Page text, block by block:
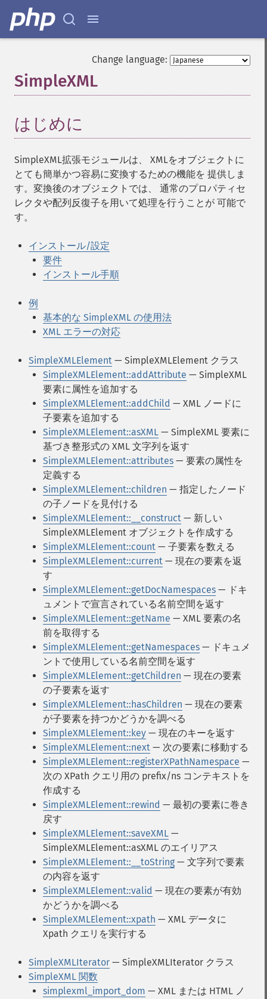
Change language:
SimpleXML
はじめに
SimpleXML拡張モジュールは、 XMLをオブジェクトに
とても簡単かつ容易に変換するための機能を 提供しま
す。変換後のオブジェクトでは、 通常のプロパティセ
レクタや配列反復子を用いて処理を行うことが 可能で
す。
インストール/設定
要件
インストール手順
例
基本的な SimpleXML の使用法
XML エラーの対応
SimpleXMLElement — SimpleXMLElement クラス
SimpleXMLElement::addAttribute — SimpleXML
要素に属性を追加する
SimpleXMLElement::addChild — XML ノードに
子要素を追加する
SimpleXMLElement::asXML — SimpleXML 要素に
基づき整形式の XML 文字列を返す
SimpleXMLElement::attributes — 要素の属性を
定義する
SimpleXMLElement::children — 指定したノード
の子ノードを見付ける
SimpleXMLElement::__construct — 新しい
SimpleXMLElement オブジェクトを作成する
SimpleXMLElement::count — 子要素を数える
SimpleXMLElement::current — 現在の要素を返
す
SimpleXMLElement::getDocNamespaces — ドキ
ュメントで宣言されている名前空間を返す
SimpleXMLElement::getName — XML 要素の名
前を取得する
SimpleXMLElement::getNamespaces — ドキュメ
ントで使用している名前空間を返す
SimpleXMLElement::getChildren — 現在の要素
の子要素を返す
SimpleXMLElement::hasChildren — 現在の要素
が子要素を持つかどうかを調べる
SimpleXMLElement::key — 現在のキーを返す
SimpleXMLElement::next — 次の要素に移動する
SimpleXMLElement::registerXPathNamespace —
次の XPath クエリ用の prefix/ns コンテキストを
作成する
SimpleXMLElement::rewind — 最初の要素に巻き
戻す
SimpleXMLElement::saveXML —
SimpleXMLElement::asXML のエイリアス
SimpleXMLElement::__toString — 文字列で要素
の内容を返す
SimpleXMLElement::valid — 現在の要素が有効
かどうかを調べる
SimpleXMLElement::xpath — XML データに
Xpath クエリを実行する
SimpleXMLIterator — SimpleXMLIterator クラス
SimpleXML 関数
simplexml_import_dom — XML または HTML ノ